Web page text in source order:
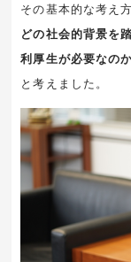
その基本的な考え
どの社会的背景を
利厚生が必要なの
と考えました。